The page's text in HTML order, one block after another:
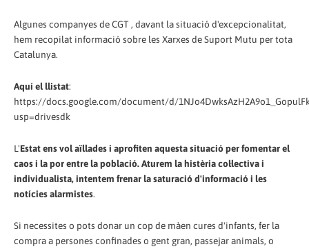
Algunes companyes de CGT , davant la situació d'excepcionalitat,
hem recopilat informació sobre les Xarxes de Suport Mutu per tota
Catalunya.
Aquí el llistat:
https://docs.google.com/document/d/
usp=drivesdk
L'Estat ens vol aïllades i aprofiten aquesta situació per fomentar el
caos i la por entre la població. Aturem la histèria col·lectiva i
individualista, intentem frenar la saturació d'informació i les
notícies alarmistes.
Si necessites o pots donar un cop de màen cures d'infants, fer la
compra a persones confinades o gent gran, passejar animals, o